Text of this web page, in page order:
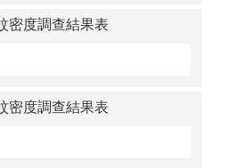
密度調查結果表
密度調查結果表